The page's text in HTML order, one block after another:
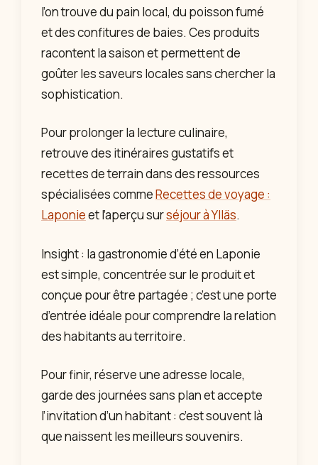
l’on trouve du pain local, du poisson fumé
et des confitures de baies. Ces produits
racontent la saison et permettent de
goûter les saveurs locales sans chercher la
sophistication.
Pour prolonger la lecture culinaire,
retrouve des itinéraires gustatifs et
recettes de terrain dans des ressources
spécialisées commeRecettes de voyage :
Laponieet l’aperçu surséjour à Ylläs.
Insight : la gastronomie d’été en Laponie
est simple, concentrée sur le produit et
conçue pour être partagée ; c’est une porte
d’entrée idéale pour comprendre la relation
des habitants au territoire.
Pour finir, réserve une adresse locale,
garde des journées sans plan et accepte
l’invitation d’un habitant : c’est souvent là
que naissent les meilleurs souvenirs.